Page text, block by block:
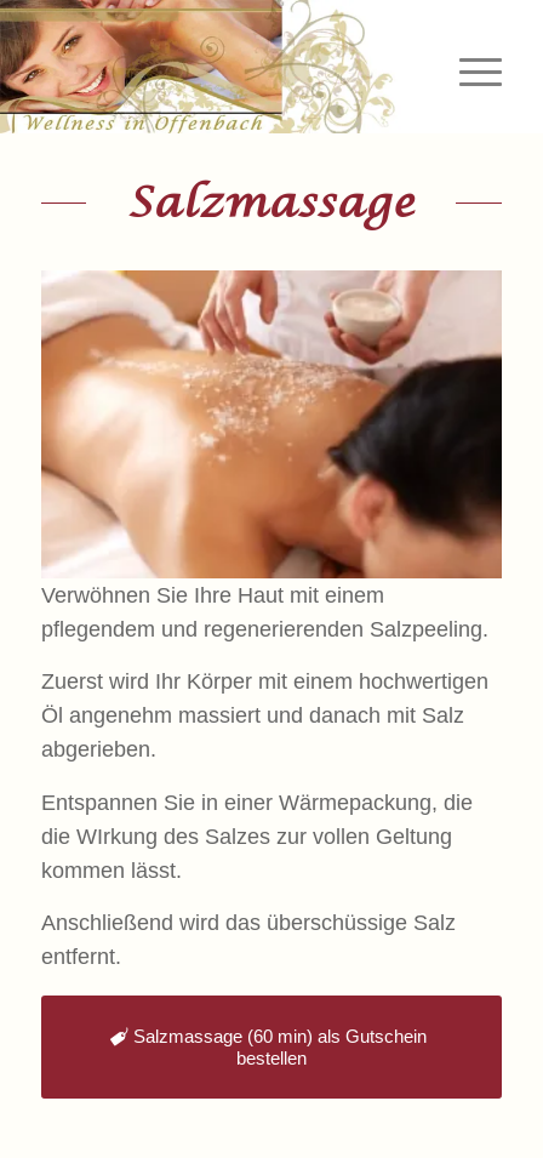
Salzmassage
Verwöhnen Sie Ihre Haut mit einem
pflegendem und regenerierenden Salzpeeling.
Zuerst wird Ihr Körper mit einem hochwertigen
Öl angenehm massiert und danach mit Salz
abgerieben.
Entspannen Sie in einer Wärmepackung, die
die WIrkung des Salzes zur vollen Geltung
kommen lässt.
Anschließend wird das überschüssige Salz
entfernt.
Salzmassage (60 min) als Gutschein
bestellen